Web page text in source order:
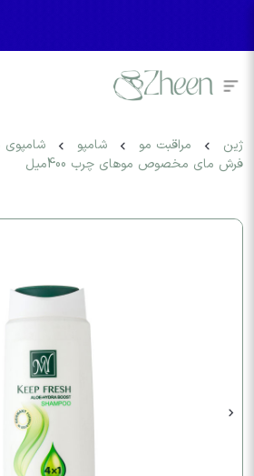
ژین مراقبت مو شامپو
فرش مای مخصوص موهای چرب 400میل